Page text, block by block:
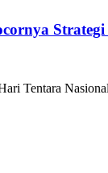
Strategi
Tentara